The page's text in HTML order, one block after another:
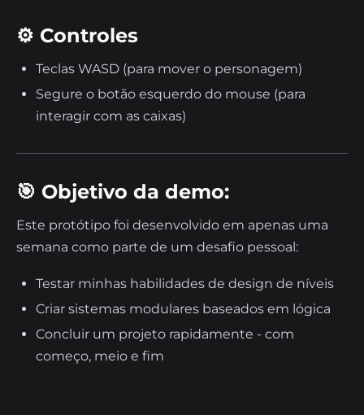
⚙️ Controles
Teclas WASD (para mover o personagem)
Segure o botão esquerdo do mouse (para
interagir com as caixas)
🎯 Objetivo da demo:
Este protótipo foi desenvolvido em apenas uma
semana como parte de um desafio pessoal:
Testar minhas habilidades de design de níveis
Criar sistemas modulares baseados em lógica
Concluir um projeto rapidamente - com
começo, meio e fim